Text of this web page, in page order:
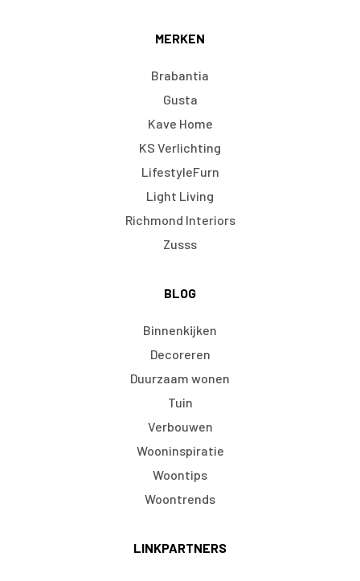
MERKEN
Brabantia
Gusta
Kave Home
KS Verlichting
LifestyleFurn
Light Living
Richmond Interiors
Zusss
BLOG
Binnenkijken
Decoreren
Duurzaam wonen
Tuin
Verbouwen
Wooninspiratie
Woontips
Woontrends
LINKPARTNERS